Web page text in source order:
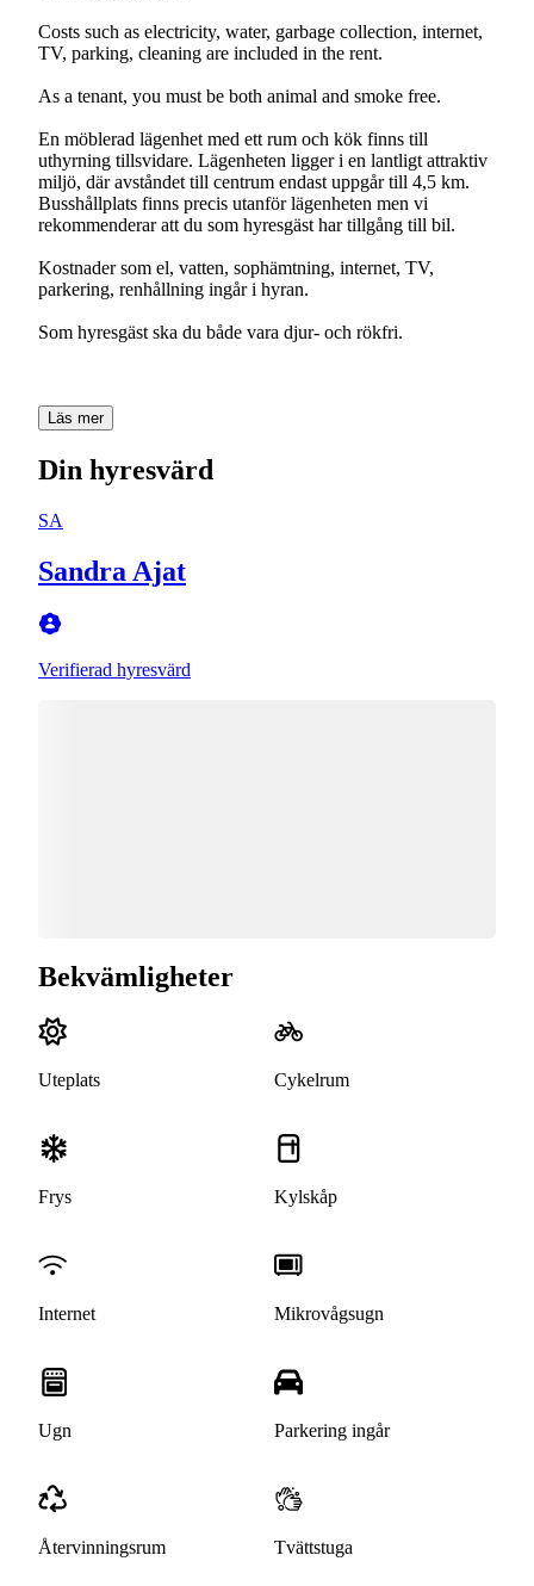
Costs such as electricity, water, garbage collection, internet,
TV, parking, cleaning are included in the rent.
As a tenant, you must be both animal and smoke free.
En möblerad lägenhet med ett rum och kök finns till
uthyrning tillsvidare. Lägenheten ligger i en lantligt attraktiv
miljö, där avståndet till centrum endast uppgår till 4,5 km.
Busshållplats finns precis utanför lägenheten men vi
rekommenderar att du som hyresgäst har tillgång till bil.
Kostnader som el, vatten, sophämtning, internet, TV,
parkering, renhållning ingår i hyran.
Som hyresgäst ska du både vara djur- och rökfri.
Läs mer
Din hyresvärd
SA
Sandra Ajat
Verifierad hyresvärd
Bekvämligheter
Uteplats Cykelrum
Frys Kylskåp
Internet Mikrovågsugn
Ugn Parkering ingår
Återvinningsrum Tvättstuga